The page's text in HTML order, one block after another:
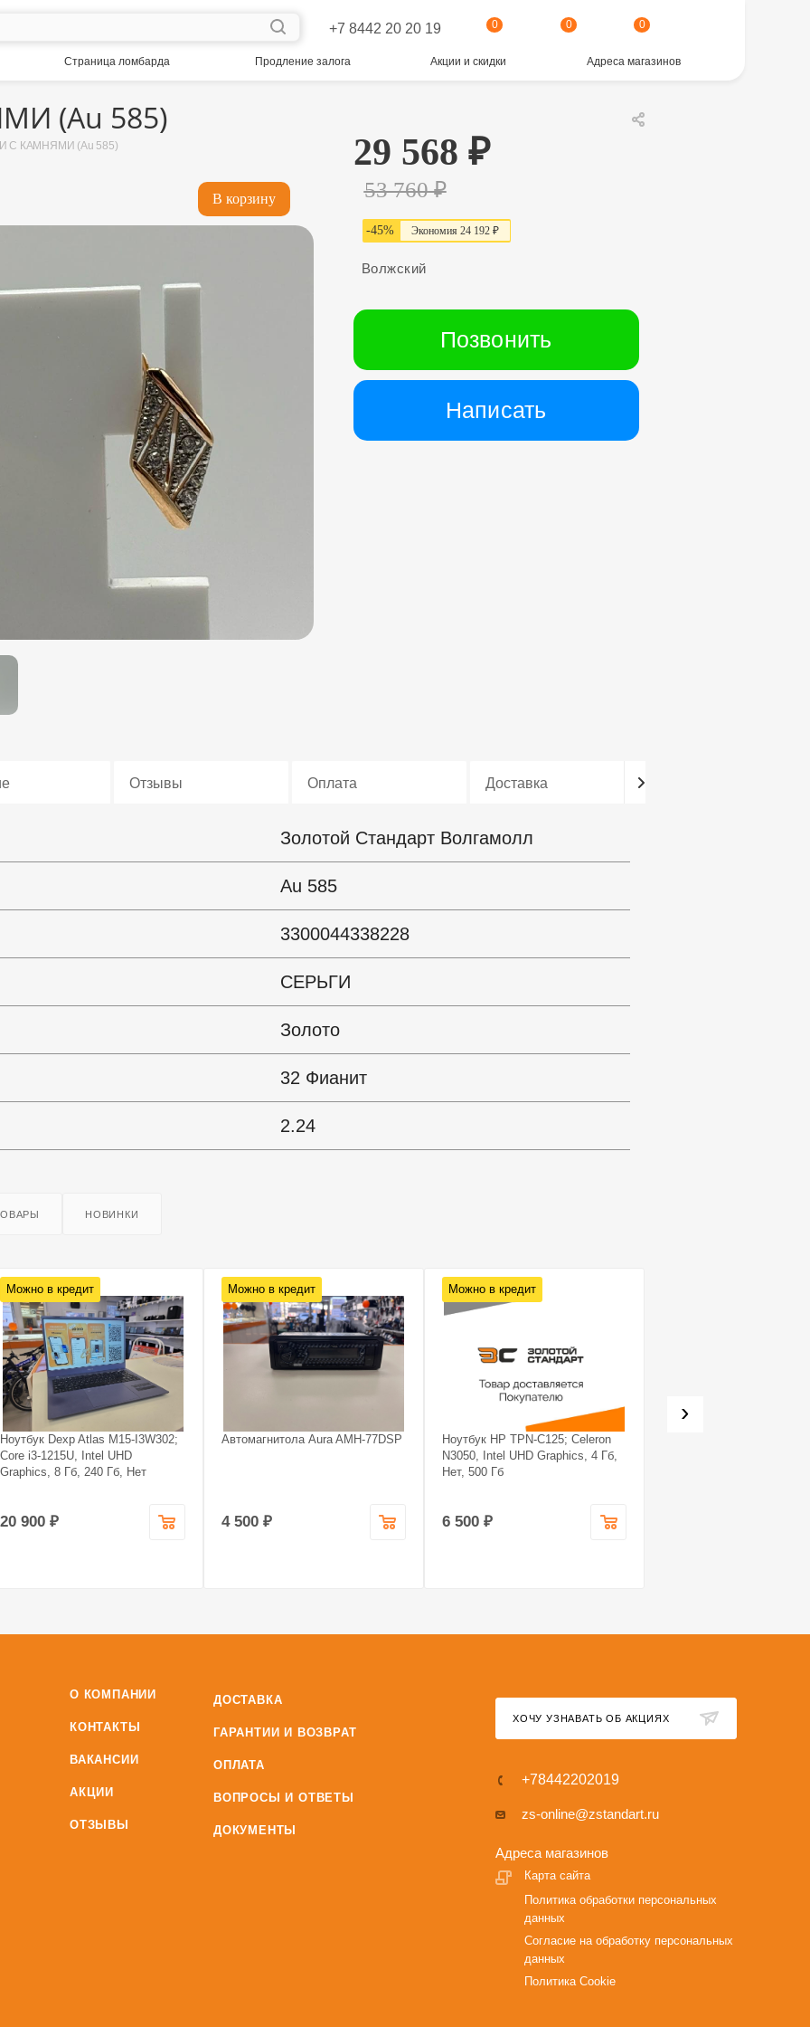
+7 8442 20 20 19 0 0 0
Страница ломбарда Продление залога Акции и скидки Адреса магазинов
(Au 585)
С КАМНЯМИ (Au 585)
В корзину
Отзывы Оплата Доставка
Золотой Стандарт Волгамолл
Au 585
3300044338228
СЕРЬГИ
Золото
32 Фианит
2.24
29 568 ₽
53 760₽
-45% Экономия 24 192 ₽
Волжский
Позвонить
Написать
НОВИНКИ
Можно в кредит
Ноутбук Dexp Atlas M15-I3W302;
Core i3-1215U, Intel UHD
Graphics, 8 Гб, 240 Гб, Нет
20 900 ₽
Можно в кредит
Автомагнитола Aura AMH-77DSP
4 500 ₽
Можно в кредит
Ноутбук HP TPN-C125; Celeron
N3050, Intel UHD Graphics, 4 Гб,
Нет, 500 Гб
6 500 ₽
›
О КОМПАНИИ
КОНТАКТЫ
ВАКАНСИИ
АКЦИИ
ОТЗЫВЫ
ДОСТАВКА
ГАРАНТИИ И ВОЗВРАТ
ОПЛАТА
ВОПРОСЫ И ОТВЕТЫ
ДОКУМЕНТЫ
ХОЧУ УЗНАВАТЬ ОБ АКЦИЯХ
+78442202019
zs-online@zstandart.ru
Адреса магазинов
Карта сайта
Политика обработки персональных
данных
Согласие на обработку персональных
данных
Политика Cookie